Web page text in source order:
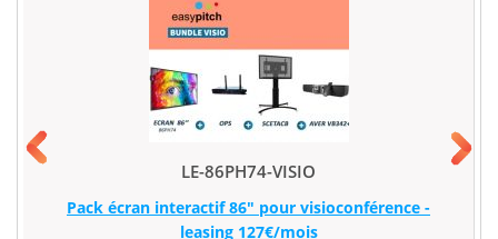
LE-86PH74-VISIO
Pack écran interactif 86" pour visioconférence -
leasing 127€/mois